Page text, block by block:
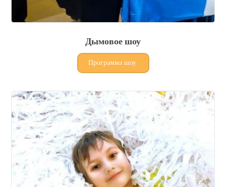
Дымовое шоу
Программа шоу